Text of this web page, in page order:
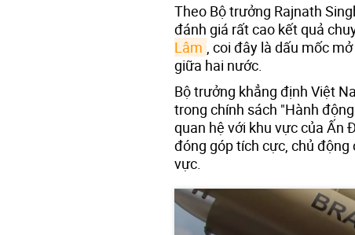
Theo Bộ trưởng Rajnath
đánh giá rất cao kết quả
Lâm , coi đây là dấu mốc
giữa hai nước.
Bộ trưởng khẳng định Việt
trong chính sách "Hành
quan hệ với khu vực của Ấn
đóng góp tích cực, chủ
vực.